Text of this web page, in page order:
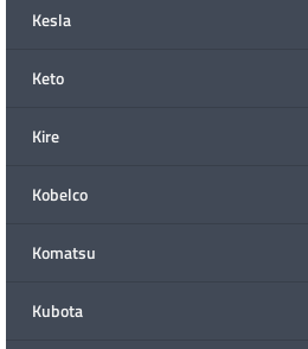
Kesla
Keto
Kire
Kobelco
Komatsu
Kubota